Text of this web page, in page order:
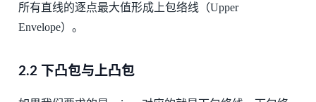
所有直线的逐点最大值形成上包络线（Upper
Envelope）。
2.2 下凸包与上凸包
min